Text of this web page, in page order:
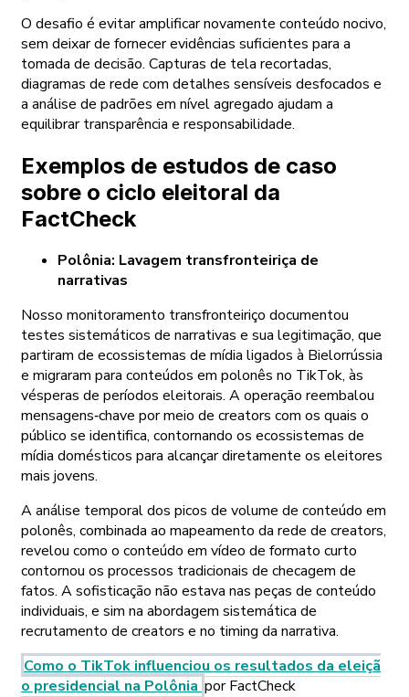
O desafio é evitar amplificar novamente conteúdo nocivo,
sem deixar de fornecer evidências suficientes para a
tomada de decisão. Capturas de tela recortadas,
diagramas de rede com detalhes sensíveis desfocados e
a análise de padrões em nível agregado ajudam a
equilibrar transparência e responsabilidade.
Exemplos de estudos de caso
sobre o ciclo eleitoral da
FactCheck
Polônia: Lavagem transfronteiriça de
narrativas
Nosso monitoramento transfronteiriço documentou
testes sistemáticos de narrativas e sua legitimação, que
partiram de ecossistemas de mídia ligados à Bielorrússia
e migraram para conteúdos em polonês no TikTok, às
vésperas de períodos eleitorais. A operação reembalou
mensagens‑chave por meio de creators com os quais o
público se identifica, contornando os ecossistemas de
mídia domésticos para alcançar diretamente os eleitores
mais jovens.
A análise temporal dos picos de volume de conteúdo em
polonês, combinada ao mapeamento da rede de creators,
revelou como o conteúdo em vídeo de formato curto
contornou os processos tradicionais de checagem de
fatos. A sofisticação não estava nas peças de conteúdo
individuais, e sim na abordagem sistemática de
recrutamento de creators e no timing da narrativa.
Como o TikTok influenciou os resultados da eleiçã
o presidencial na Polônia por FactCheck